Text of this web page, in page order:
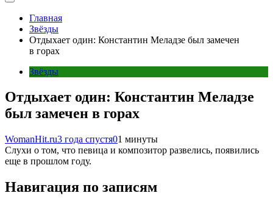
Главная
Звёзды
Отдыхает один: Константин Меладзе был замечен
в горах
Звёзды
Отдыхает один: Константин Меладзе
был замечен в горах
WomanHit.ru3 года спустя01 минуты
Слухи о том, что певица и композитор развелись, появились
еще в прошлом году.
Навигация по записям